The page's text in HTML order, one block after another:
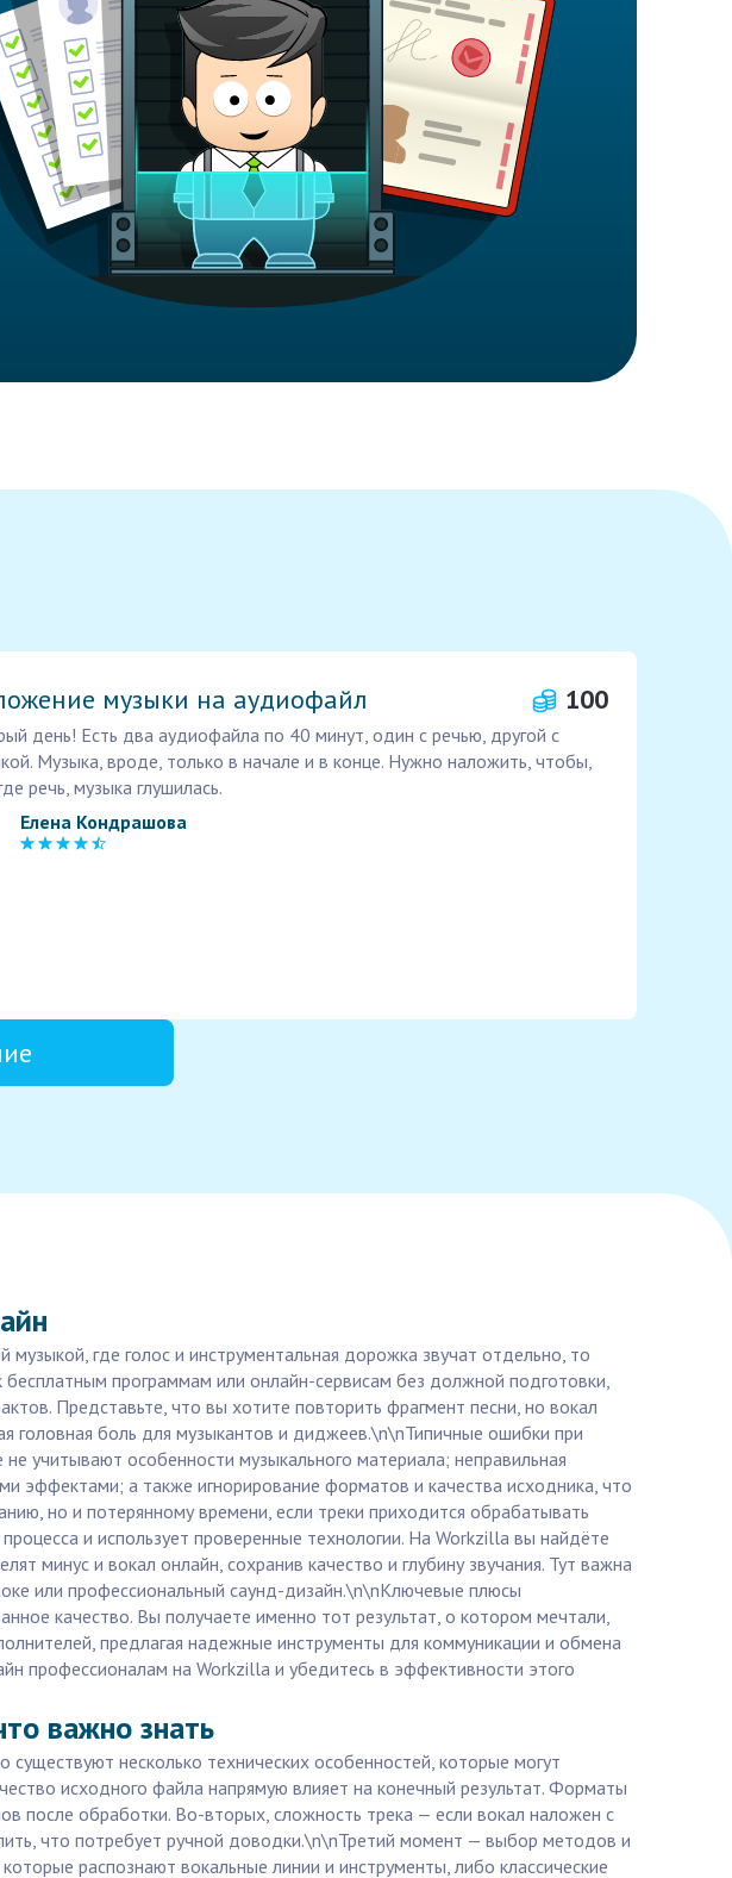
музыки на аудиофайл 100
день! Есть два аудиофайла по 40 минут, один с речью, другой с
Музыка, вроде, только в начале и в конце. Нужно наложить, чтобы,
речь, музыка глушилась.
Елена Кондрашова
где голос и инструментальная дорожка звучат отдельно, то
программам или онлайн-сервисам без должной подготовки,
Представьте, что вы хотите повторить фрагмент песни, но вокал
головная боль для музыкантов и диджеев.\n\nТипичные ошибки при
учитывают особенности музыкального материала; неправильная
эффектами; а также игнорирование форматов и качества исходника, что
но и потерянному времени, если треки приходится обрабатывать
и использует проверенные технологии. На Workzilla вы найдёте
минус и вокал онлайн, сохранив качество и глубину звучания. Тут важна
или профессиональный саунд-дизайн.\n\nКлючевые плюсы
качество. Вы получаете именно тот результат, о котором мечтали,
предлагая надежные инструменты для коммуникации и обмена
профессионалам на Workzilla и убедитесь в эффективности этого
важно знать
несколько технических особенностей, которые могут
исходного файла напрямую влияет на конечный результат. Форматы
после обработки. Во-вторых, сложность трека — если вокал наложен с
что потребует ручной доводки.\n\nТретий момент — выбор методов и
распознают вокальные линии и инструменты, либо классические